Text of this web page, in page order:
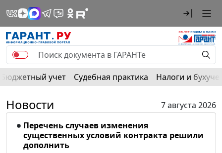
Бюджетный учет Судебная практика Налоги и
Новости
7 августа 2026
Перечень случаев изменения
существенных условий контракта решили
дополнить